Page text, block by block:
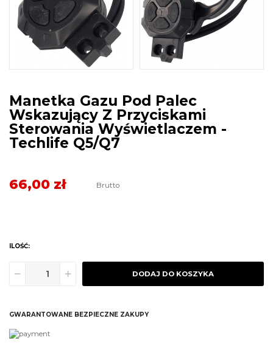
Manetka Gazu Pod Palec
Wskazujący Z Przyciskami
Sterowania Wyświetlaczem -
Techlife Q5/Q7
66,00 zł Brutto
ILOŚĆ:
DODAJ DO KOSZYKA
GWARANTOWANE BEZPIECZNE ZAKUPY